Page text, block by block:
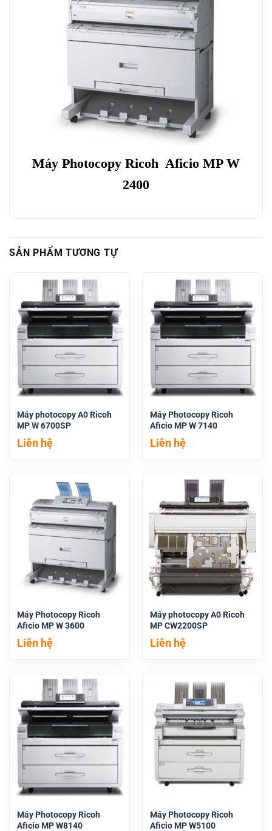
Máy Photocopy Ricoh Aficio MP W
2400
SẢN PHẨM TƯƠNG TỰ
Máy photocopy A0 Ricoh
MP W 6700SP
Liên hệ
Máy Photocopy Ricoh
Aficio MP W 7140
Liên hệ
Máy Photocopy Ricoh
Aficio MP W 3600
Liên hệ
Máy photocopy A0 Ricoh
MP CW2200SP
Liên hệ
Máy Photocopy Ricoh
Aficio MP W8140
Máy Photocopy Ricoh
Aficio MP W5100